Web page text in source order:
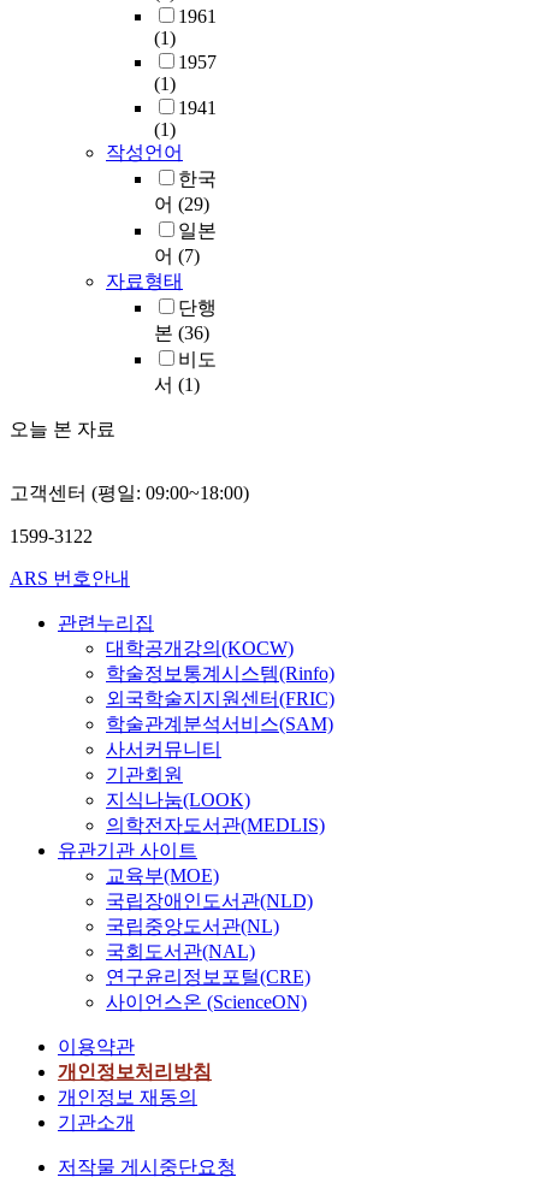
1961
(1)
1957
(1)
1941
(1)
작성언어
한국
어 (29)
일본
어 (7)
자료형태
단행
본 (36)
비도
서 (1)
오늘 본 자료
고객센터 (평일: 09:00~18:00)
1599-3122
ARS 번호안내
관련누리집
대학공개강의(KOCW)
학술정보통계시스템(Rinfo)
외국학술지지원센터(FRIC)
학술관계분석서비스(SAM)
사서커뮤니티
기관회원
지식나눔(LOOK)
의학전자도서관(MEDLIS)
유관기관 사이트
교육부(MOE)
국립장애인도서관(NLD)
국립중앙도서관(NL)
국회도서관(NAL)
연구윤리정보포털(CRE)
사이언스온 (ScienceON)
이용약관
개인정보처리방침
개인정보 재동의
기관소개
저작물 게시중단요청